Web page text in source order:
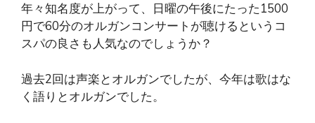
年々知名度が上がって、日曜の午後にたった1500
円で60分のオルガンコンサートが聴けるというコ
スパの良さも人気なのでしょうか？
過去2回は声楽とオルガンでしたが、今年は歌はな
く語りとオルガンでした。